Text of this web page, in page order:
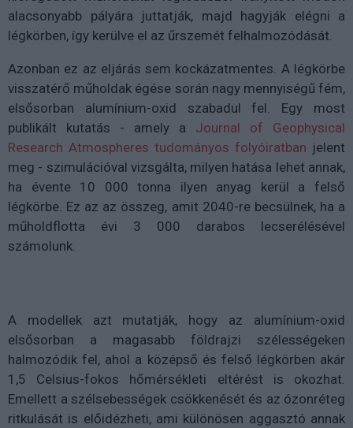
alacsonyabb pályára juttatják, majd hagyják elégni a
légkörben, így kerülve el az űrszemét felhalmozódását.
Azonban ez az eljárás sem kockázatmentes. A légkörbe
visszatérő műholdak égése során nagy mennyiségű fém,
elsősorban alumínium-oxid szabadul fel. Egy most
publikált kutatás - amely a Journal of Geophysical
Research Atmospheres tudományos folyóiratban jelent
meg - szimulációval vizsgálta, milyen hatása lehet annak,
ha évente 10 000 tonna ilyen anyag kerül a felső
légkörbe. Ez az az összeg, amit 2040-re becsülnek, ha a
műholdflotta évi 3 000 darabos lecserélésével
számolunk.
A modellek azt mutatják, hogy az alumínium-oxid
elsősorban a magasabb földrajzi szélességeken
halmozódik fel, ahol a középső és felső légkörben akár
1,5 Celsius-fokos hőmérsékleti eltérést is okozhat.
Emellett a szélsebességek csökkenését és az ózonréteg
ritkulását is előidézheti, ami különösen aggasztó annak